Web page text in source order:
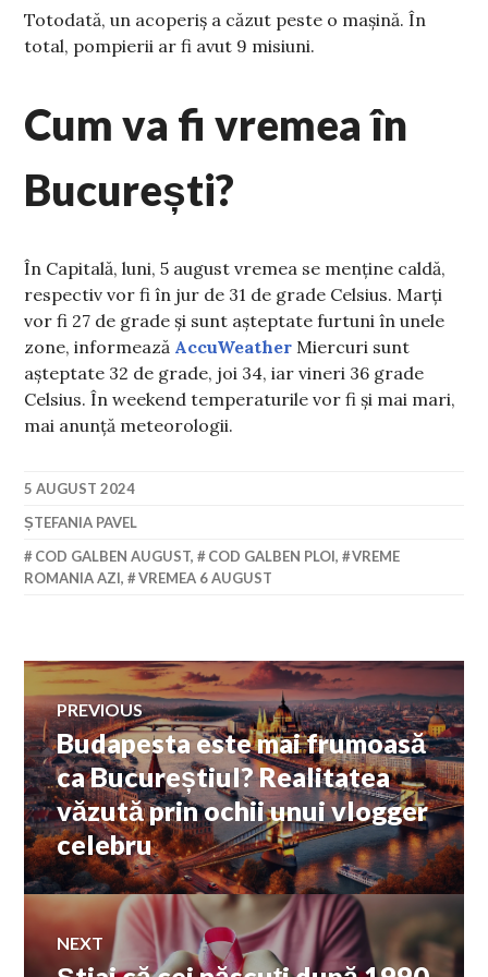
Totodată, un acoperiș a căzut peste o mașină. În
total, pompierii ar fi avut 9 misiuni.
Cum va fi vremea în
București?
În Capitală, luni, 5 august vremea se menține caldă,
respectiv vor fi în jur de 31 de grade Celsius. Marți
vor fi 27 de grade și sunt așteptate furtuni în unele
zone, informează AccuWeather Miercuri sunt
așteptate 32 de grade, joi 34, iar vineri 36 grade
Celsius. În weekend temperaturile vor fi și mai mari,
mai anunță meteorologii.
5 AUGUST 2024
ȘTEFANIA PAVEL
COD GALBEN AUGUST, COD GALBEN PLOI,
VREME
ROMANIA AZI, VREMEA 6 AUGUST
Navigare
în
articole
PREVIOUS
Previous
post:
Budapesta este mai frumoasă
ca Bucureștiul? Realitatea
văzută prin ochii unui vlogger
celebru
NEXT
Next